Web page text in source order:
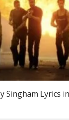
Singham Lyrics